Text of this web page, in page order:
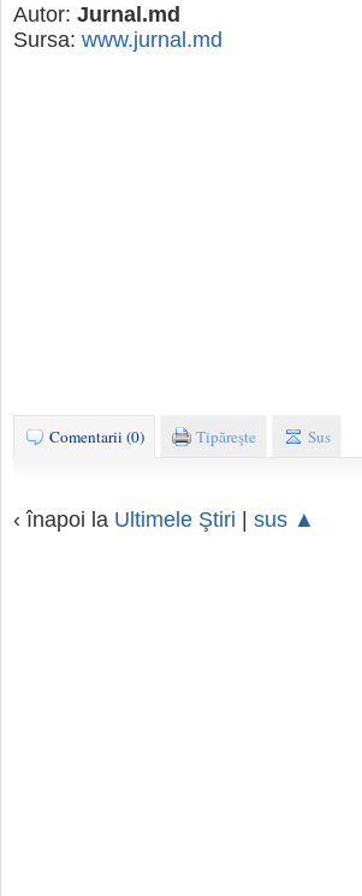
Autor: Jurnal.md
Sursa: www.jurnal.md
Comentarii (0) Tipăreşte Sus
‹ înapoi la Ultimele Ştiri | sus ▲